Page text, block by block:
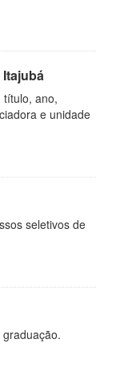
título, ano,
e unidade
seletivos de